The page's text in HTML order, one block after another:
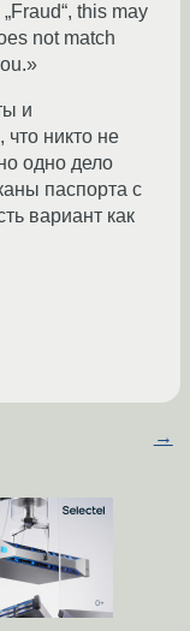
this may
not match
и
никто не
одно дело
паспорта с
вариант как
→